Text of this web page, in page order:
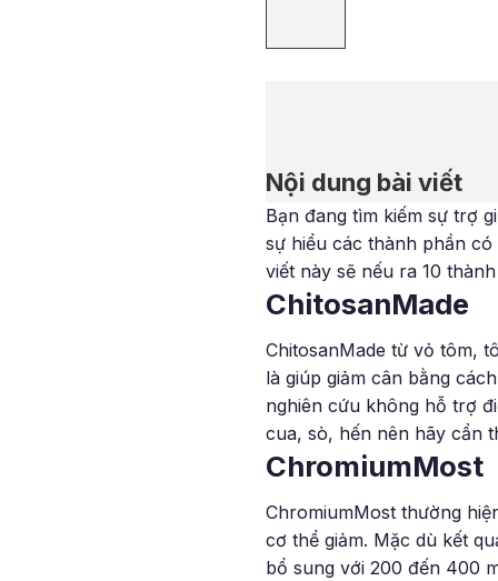
Nội dung bài viết
Bạn đang tìm kiếm sự trợ
sự hiểu các thành phần
viết này sẽ nếu ra 10
ChitosanMade
ChitosanMade từ vỏ tôm,
là giúp giảm cân bằng
nghiên cứu không hỗ trợ
cua, sò, hến nên hãy cẩn
ChromiumMost
ChromiumMost thường
cơ thể giảm. Mặc dù kết
bổ sung với 200 đến 400